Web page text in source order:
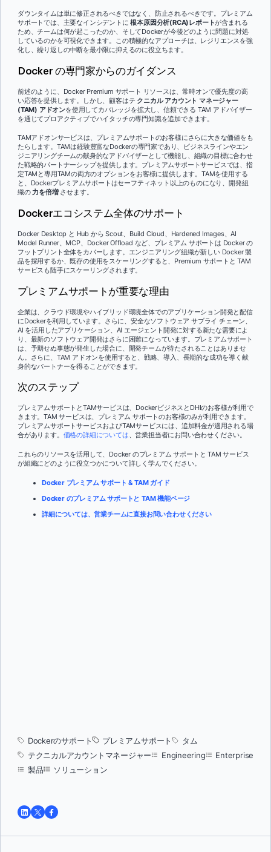
ダウンタイムは単に修正されるべきではなく、防止されるべきです。プレミアム
サポートでは、主要なインシデントに根本原因分析(RCA)レポートが含まれる
ため、チームは何が起こったのか、そしてDockerが今後どのように問題に対処
しているのかを可視化できます。この積極的なアプローチは、レジリエンスを強
化し、繰り返しの中断を最小限に抑えるのに役立ちます。
Docker の専門家からのガイダンス
前述のように、Docker Premium サポート リソースは、常時オンで優先度の高
い応答を提供します。しかし、顧客はテ クニカル アカウント マネージャー
(TAM) アドオンを使用してカバレッジを拡大し、信頼できる TAM アドバイザー
を通じてプロアクティブでハイタッチの専門知識を追加できます。
TAMアドオンサービスは、プレミアムサポートのお客様にさらに大きな価値をも
たらします。TAMは経験豊富なDockerの専門家であり、ビジネスラインやエン
ジニアリングチームの献身的なアドバイザーとして機能し、組織の目標に合わせ
た戦略的パートナーシップを提供します。プレミアムサポートサービスでは、指
定TAMと専用TAMの両方のオプションをお客様に提供します。TAMを使用する
と、Dockerプレミアムサポートはセーフティネット以上のものになり、開発組
織の 力を倍増させます。
Dockerエコシステム全体のサポート
Docker Desktop と Hub から Scout、Build Cloud、Hardened Images、AI
Model Runner、MCP、Docker Offload など、プレミアム サポートは Docker の
フットプリント全体をカバーします。エンジニアリング組織が新しい Docker 製
品を採用するか、既存の使用をスケーリングすると、Premium サポートと TAM
サービスも随手にスケーリングされます。
プレミアムサポートが重要な理由
企業は、クラウド環境やハイブリッド環境全体でのアプリケーション開発と配信
にDockerを利用しています。さらに、安全なソフトウェア サプライ チェーン、
AI を活用したアプリケーション、AI エージェント開発に対する新たな需要によ
り、最新のソフトウェア開発はさらに困難になっています。プレミアムサポート
は、予期せぬ事態が発生した場合に、開発チームが待たされることはありませ
ん。さらに、TAM アドオンを使用すると、戦略、導入、長期的な成功を導く献
身的なパートナーを得ることができます。
次のステップ
プレミアムサポートとTAMサービスは、DockerビジネスとDHIのお客様が利用で
きます。TAM サービスは、プレミアム サポートのお客様のみが利用できます。
プレミアムサポートサービスおよびTAMサービスには、追加料金が適用される場
合があります。 価格の詳細については、営業担当者にお問い合わせください。
これらのリソースを活用して、Docker のプレミアム サポートと TAM サービス
が組織にどのように役立つかについて詳しく学んでください。
Docker プレミアム サポート & TAM ガイド
Docker のプレミアム サポートと TAM 機能ページ
詳細については、営業チームに直接お問い合わせください
Dockerのサポート プレミアムサポート
タム
テクニカルアカウントマネージャー
Engineering
Enterprise
製品
ソリューション